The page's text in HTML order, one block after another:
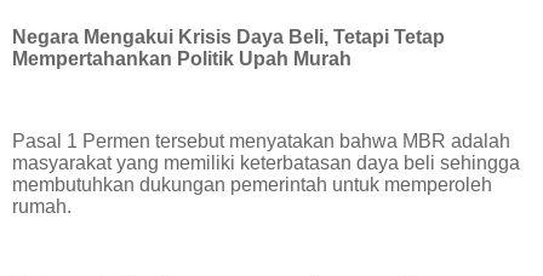
Negara Mengakui Krisis Daya Beli, Tetapi Tetap
Mempertahankan Politik Upah Murah
Pasal 1 Permen tersebut menyatakan bahwa MBR adalah
masyarakat yang memiliki keterbatasan daya beli sehingga
membutuhkan dukungan pemerintah untuk memperoleh
rumah.